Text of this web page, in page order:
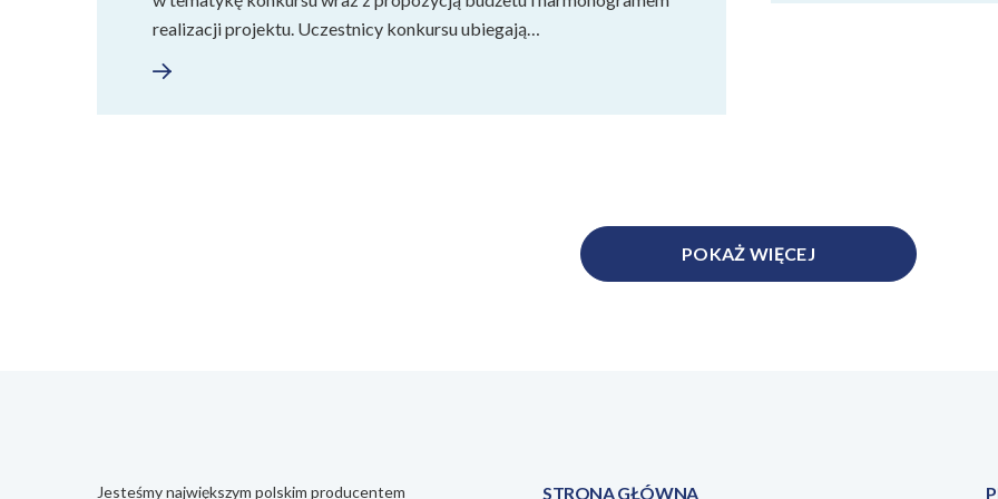
realizacji projektu. Uczestnicy konkursu ubiegają…
POKAŻ WIĘCEJ
Jesteśmy największym polskim producentem STRONA GŁÓWNA